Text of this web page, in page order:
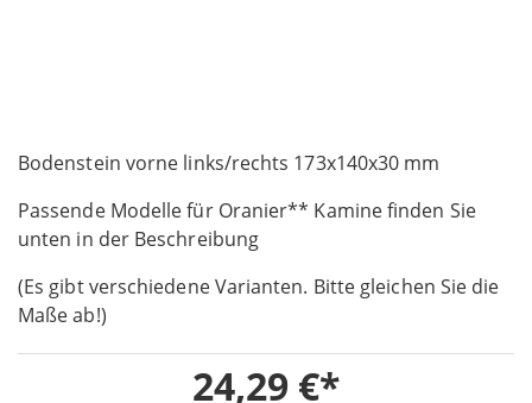
Bodenstein vorne links/rechts 173x140x30 mm
Passende Modelle für Oranier** Kamine finden Sie
unten in der Beschreibung
(Es gibt verschiedene Varianten. Bitte gleichen Sie die
Maße ab!)
24,29 €
gallery
to
beginning
of
images
gallery